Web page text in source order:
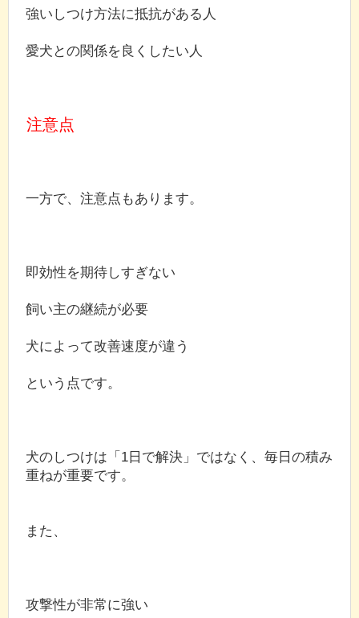
強いしつけ方法に抵抗がある人
愛犬との関係を良くしたい人
注意点
一方で、注意点もあります。
即効性を期待しすぎない
飼い主の継続が必要
犬によって改善速度が違う
という点です。
犬のしつけは「1日で解決」ではなく、毎日の積み
重ねが重要です。
また、
攻撃性が非常に強い